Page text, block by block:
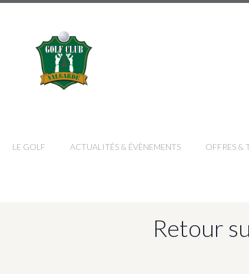
LE GOLF ACTUALITÉS & ÉVÈNEMENTS OFFRES &
Retour